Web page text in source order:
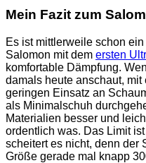
Mein Fazit zum
Es ist mittlerweile schon
Salomon mit dem ersten
komfortable Dämpfung.
damals heute anschaut,
geringen Einsatz an
als Minimalschuh
Materialien besser und
ordentlich was. Das Limit
scheitert es nicht, denn der
Größe gerade mal knapp